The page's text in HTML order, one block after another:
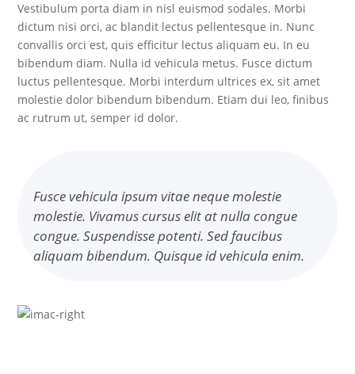
Vestibulum porta diam in nisl euismod sodales. Morbi
dictum nisi orci, ac blandit lectus pellentesque in. Nunc
convallis orci est, quis efficitur lectus aliquam eu. In eu
bibendum diam. Nulla id vehicula metus. Fusce dictum
luctus pellentesque. Morbi interdum ultrices ex, sit amet
molestie dolor bibendum bibendum. Etiam dui leo, finibus
ac rutrum ut, semper id dolor.
Fusce vehicula ipsum vitae neque molestie
molestie. Vivamus cursus elit at nulla congue
congue. Suspendisse potenti. Sed faucibus
aliquam bibendum. Quisque id vehicula enim.